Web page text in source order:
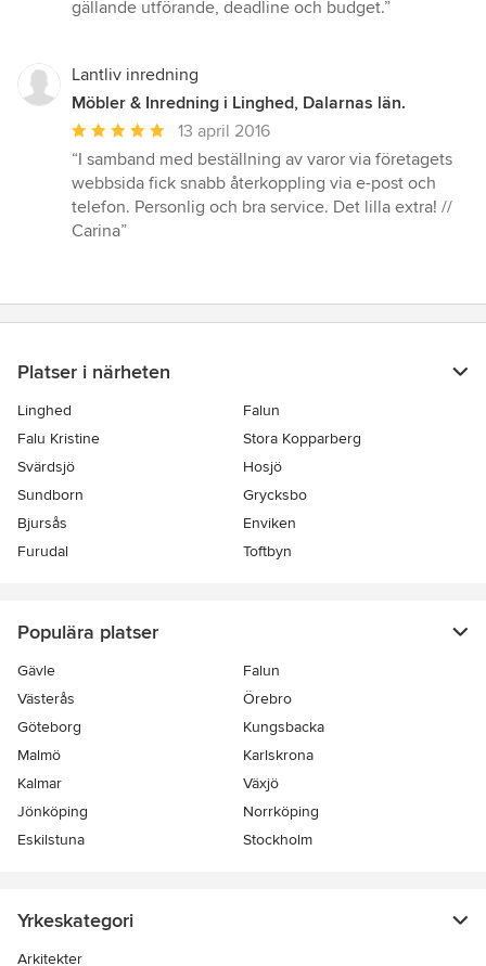
gällande utförande, deadline och budget.”
Lantliv inredning
Möbler & Inredning i Linghed, Dalarnas län.
Genomsnittligt
omdöme:
5
av
5
13 april 2016
“I samband med beställning av varor via företagets
webbsida fick snabb återkoppling via e-post och
telefon. Personlig och bra service. Det lilla extra! //
Carina”
Platser i närheten
Linghed
Falun
Falu Kristine
Stora Kopparberg
Svärdsjö
Hosjö
Sundborn
Grycksbo
Bjursås
Enviken
Furudal
Toftbyn
Populära platser
Gävle
Falun
Västerås
Örebro
Göteborg
Kungsbacka
Malmö
Karlskrona
Kalmar
Växjö
Jönköping
Norrköping
Eskilstuna
Stockholm
Yrkeskategori
Arkitekter